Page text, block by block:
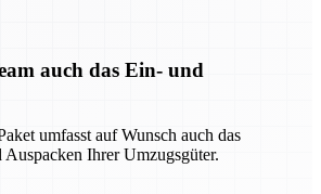
auch das Ein- und
umfasst auf Wunsch auch das
Ihrer Umzugsgüter.